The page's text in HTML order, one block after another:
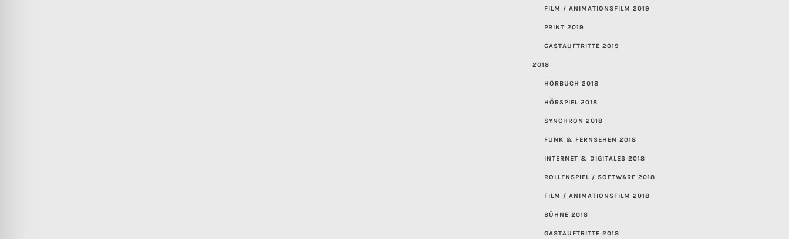
FILM / ANIMATIONSFILM 2019
PRINT 2019
GASTAUFTRITTE 2019
2018
HÖRBUCH 2018
HÖRSPIEL 2018
SYNCHRON 2018
FUNK & FERNSEHEN 2018
INTERNET & DIGITALES 2018
ROLLENSPIEL / SOFTWARE 2018
FILM / ANIMATIONSFILM 2018
BÜHNE 2018
GASTAUFTRITTE 2018